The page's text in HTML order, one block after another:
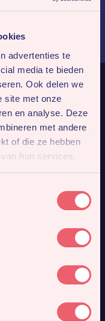
advertenties te
media te bieden
Ook delen we
site met onze
en analyse. Deze
met andere
of die ze hebben
hun services.